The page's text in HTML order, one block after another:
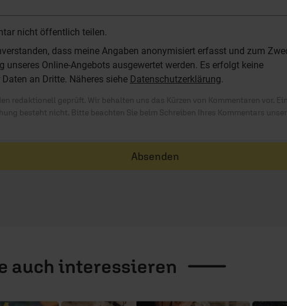
nicht öffentlich teilen.
dass meine Angaben anonymisiert erfasst und zum
unseres Online-Angebots ausgewertet werden. Es erfolgt keine
Daten an Dritte. Näheres siehe Datenschutzerklärung.
redaktionell geprüft. Wir behalten uns das Kürzen von Kommentaren vor. Ein
besteht nicht. Bitte beachten Sie beim Schreiben Ihres Kommentars
Absenden
auch interessieren